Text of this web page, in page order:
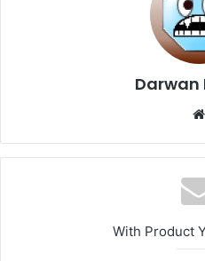
Darwan
With Product